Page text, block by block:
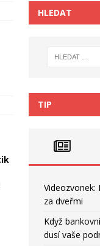
HLEDAT
TIP
za dveřmi
Když
dusí vaše